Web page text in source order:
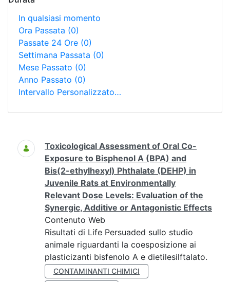
In qualsiasi momento
Ora Passata (0)
Passate 24 Ore (0)
Settimana Passata (0)
Mese Passato (0)
Anno Passato (0)
Intervallo Personalizzato…
Ricerca
Toxicological Assessment of Oral Co-
Exposure to Bisphenol A (BPA) and
Bis(2-ethylhexyl) Phthalate (DEHP) in
Juvenile Rats at Environmentally
Relevant Dose Levels: Evaluation of the
Synergic, Additive or Antagonistic Effects
Contenuto Web
Risultati di Life Persuaded sullo studio
animale riguardanti la coesposizione ai
plasticizanti bisfenolo A e dietilesilftalato.
CONTAMINANTI CHIMICI